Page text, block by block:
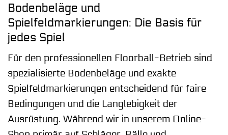
Bodenbeläge und
Spielfeldmarkierungen: Die Basis für
jedes Spiel
Für den professionellen Floorball-Betrieb sind
spezialisierte Bodenbeläge und exakte
Spielfeldmarkierungen entscheidend für faire
Bedingungen und die Langlebigkeit der
Ausrüstung. Während wir in unserem Online-